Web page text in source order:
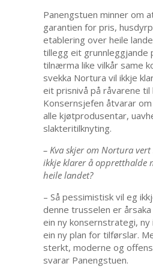
Panengstuen minner om
garantien for pris,
etablering over heile
tillegg eit grunnleggjande
tilnærma like vilkår same
svekka Nortura vil ikkje
eit prisnivå på råvarene til
Konsernsjefen åtvarar
alle kjøtprodusentar,
slakteritilknyting.
– Kva skjer om Nortura vert
ikkje klarer å oppretthalde
heile landet?
– Så pessimistisk vil eg
denne trusselen er
ein ny konsernstrategi, ny
ein ny plan for tilførslar.
sterkt, moderne og
svarar Panengstuen.